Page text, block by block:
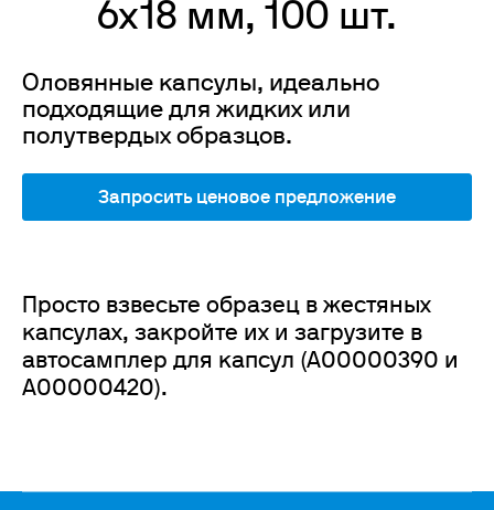
6x18 мм, 100 шт.
Оловянные капсулы, идеально
подходящие для жидких или
полутвердых образцов.
Запросить ценовое предложение
Просто взвесьте образец в жестяных
капсулах, закройте их и загрузите в
автосамплер для капсул (A00000390 и
A00000420).